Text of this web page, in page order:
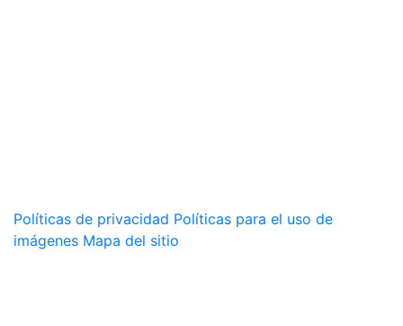
Políticas de privacidad Políticas para el uso de
imágenes Mapa del sitio